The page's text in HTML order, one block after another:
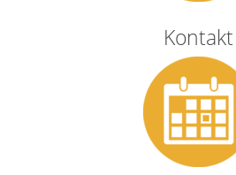
Kontakt